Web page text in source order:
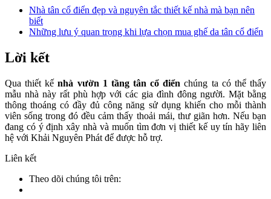
Nhà tân cổ điển đẹp và nguyên tắc thiết kế nhà mà bạn nên
biết
Những lưu ý quan trọng khi lựa chọn mua ghế da tân cổ điển
Lời kết
Qua thiết kếnhà vườn 1 tầng tân cổ điển chúng ta có thể thấy
mẫu nhà này rất phù hợp với các gia đình đông người. Mặt bằng
thông thoáng có đầy đủ công năng sử dụng khiến cho mỗi thành
viên sống trong đó đều cảm thấy thoải mái, thư giãn hơn. Nếu bạn
đang có ý định xây nhà và muốn tìm đơn vị thiết kế uy tín hãy liên
hệ với Khải Nguyên Phát để được hỗ trợ.
Liên kết
Theo dõi chúng tôi trên: